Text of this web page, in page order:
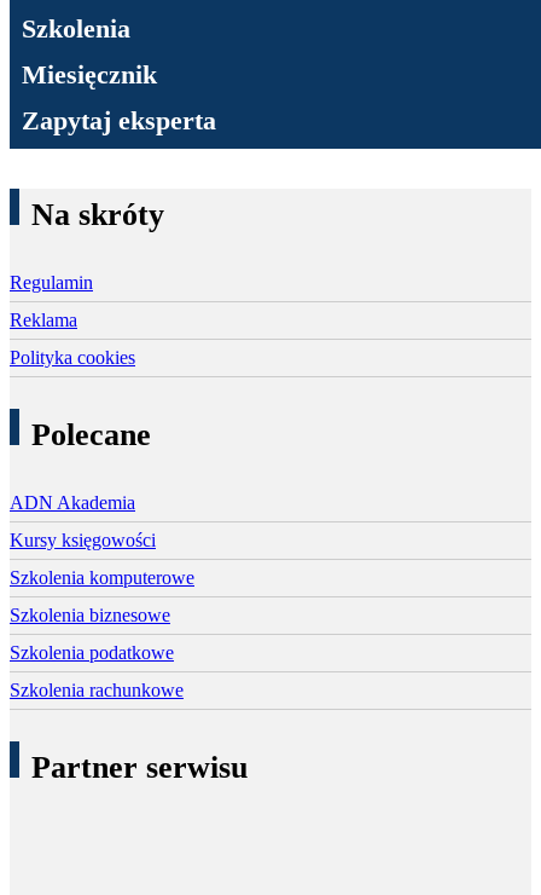
Szkolenia
Miesięcznik
Zapytaj eksperta
Na skróty
Regulamin
Reklama
Polityka cookies
Polecane
ADN Akademia
Kursy księgowości
Szkolenia komputerowe
Szkolenia biznesowe
Szkolenia podatkowe
Szkolenia rachunkowe
Partner serwisu